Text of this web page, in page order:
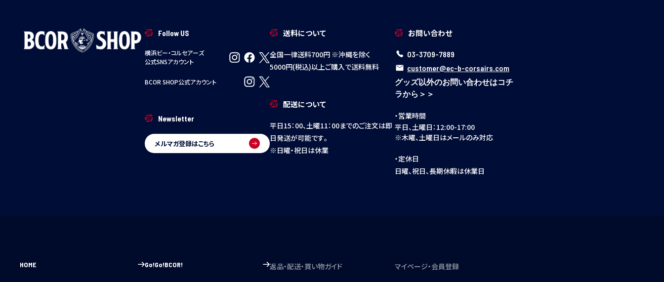
Follow US
横浜ビー・コルセアーズ
公式SNSアカウント
BCOR SHOP公式アカウント
Newsletter
メルマガ登録はこちら
送料について
全国一律送料700円 ※沖縄を除く
5000円(税込)以上ご購入で送料無料
配送について
平日15：00、土曜11：00までのご注文は即
日発送が可能です。
※日曜・祝日は休業
お問い合わせ
03-3709-7889
customer@ec-b-corsairs.com
グッズ以外のお問い合わせはコチ
ラから＞＞
・営業時間
平日、土曜日：12:00-17:00
※木曜、土曜日はメールのみ対応
・定休日
日曜、祝日、長期休暇は休業日
HOME Go!Go!BCOR! 返品・配送・買い物ガイド マイページ・会員登録